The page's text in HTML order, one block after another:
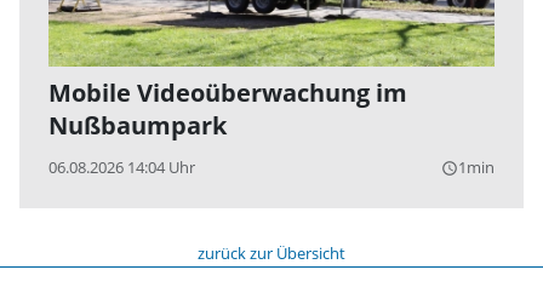
Mobile Videoüberwachung im
Nußbaumpark
06.08.2026 14:04 Uhr query_builder1min
zurück zur Übersicht